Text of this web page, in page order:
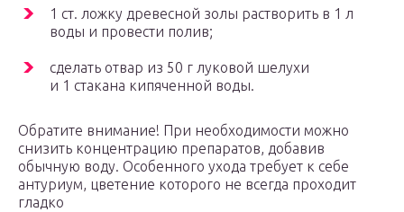
1 ст. ложку древесной золы растворить в 1 л
воды и провести полив;
сделать отвар из 50 г луковой шелухи
и 1 стакана кипяченной воды.
Обратите внимание! При необходимости можно
снизить концентрацию препаратов, добавив
обычную воду. Особенного ухода требует к себе
антуриум, цветение которого не всегда проходит
гладко